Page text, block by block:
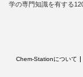
学の専門知識を有する
Chem-Stationについて